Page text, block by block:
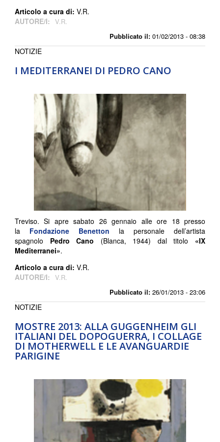
Pubblicato il: 01/02/2013 - 08:38
Articolo a cura di: V.R.
AUTORE/I: V.R.
I MEDITERRANEI DI PEDRO CANO
Pubblicato il: 26/01/2013 - 23:06
NOTIZIE
Treviso. Si apre sabato 26 gennaio alle ore 18 presso
la Fondazione Benetton la personale dell’artista
spagnolo Pedro Cano (Blanca, 1944) dal titolo «IX
Mediterranei».
Articolo a cura di: V.R.
AUTORE/I: V.R.
MOSTRE 2013: ALLA GUGGENHEIM GLI
ITALIANI DEL DOPOGUERRA, I COLLAGE
DI MOTHERWELL E LE AVANGUARDIE
PARIGINE
NOTIZIE